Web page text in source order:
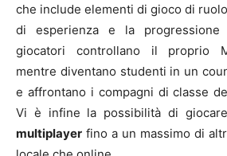
che include elementi di gioco di
di esperienza e la
giocatori controllano il proprio
mentre diventano studenti in un
e affrontano i compagni di classe
Vi è infine la possibilità di
multiplayer fino a un massimo di